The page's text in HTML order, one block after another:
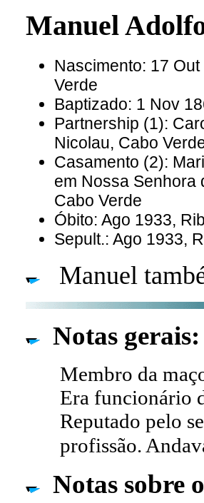
Manuel
Nascimento: 17
Verde
Baptizado: 1 Nov
Partnership (1):
Nicolau, Cabo
Casamento (2):
em Nossa Senhora
Cabo Verde
Óbito: Ago 1933,
Sepult.: Ago 1933,
Manuel
Notas gerais:
Membro da
Era funcionário
Reputado pelo
profissão.
Notas sobre